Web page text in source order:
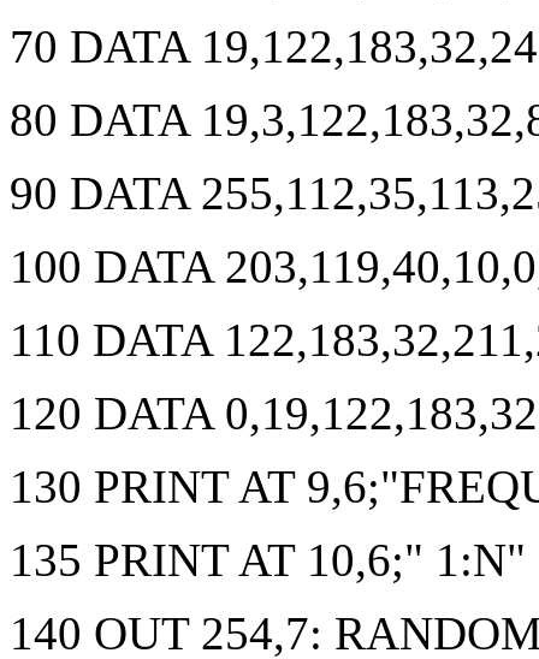
70 DATA
80 DATA
90 DATA
100 DATA
110 DATA
120 DATA
130 PRINT AT
135 PRINT AT 10,6;"
140 OUT 254,7: